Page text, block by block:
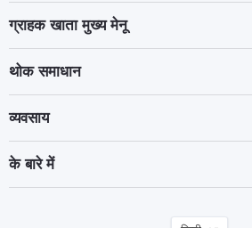
ग्राहक खाता मुख्य मेनू
थोक समाधान
व्यवसाय
के बारे में